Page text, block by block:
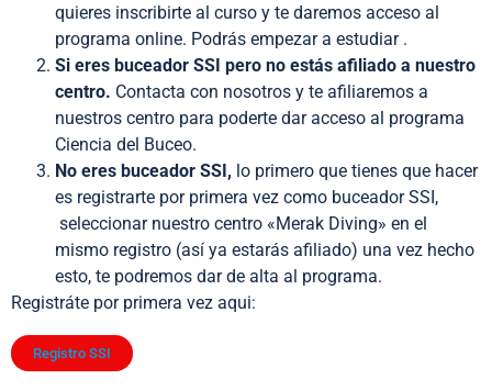
quieres inscribirte al curso y te daremos acceso al
programa online. Podrás empezar a estudiar .
Si eres buceador SSI pero no estás afiliado a nuestro
centro. Contacta con nosotros y te afiliaremos a
nuestros centro para poderte dar acceso al programa
Ciencia del Buceo.
No eres buceador SSI, lo primero que tienes que hacer
es registrarte por primera vez como buceador SSI,
seleccionar nuestro centro «Merak Diving» en el
mismo registro (así ya estarás afiliado) una vez hecho
esto, te podremos dar de alta al programa.
Registráte por primera vez aqui:
Registro SSI